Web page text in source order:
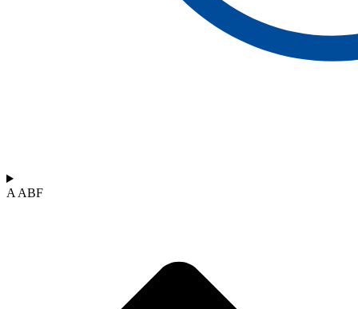
A ABF